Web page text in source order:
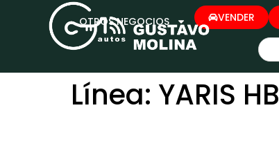
OTROS NEGOCIOS VENDER
Línea: YARIS HB